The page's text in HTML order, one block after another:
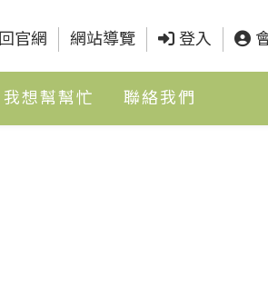
回官網 網站導覽 登入
我想幫幫忙 聯絡我們